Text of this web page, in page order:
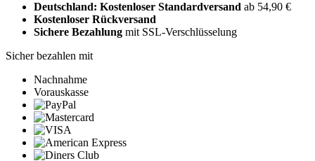
Deutschland: Kostenloser Standardversand ab 54,90 €
Kostenloser Rückversand
Sichere Bezahlung mit SSL-Verschlüsselung
Sicher bezahlen mit
Nachnahme
Vorauskasse